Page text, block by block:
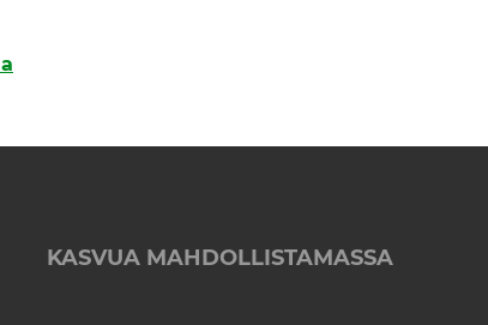
KASVUA MAHDOLLISTAMASSA